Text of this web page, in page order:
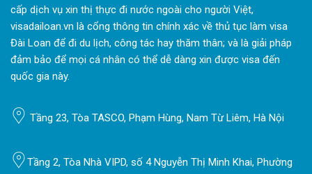
cấp dịch vụ xin thị thực đi nước ngoài cho người Việt,
visadailoan.vn là cổng thông tin chính xác về thủ tục làm visa
Đài Loan để đi du lịch, công tác hay thăm thân; và là giải pháp
đảm bảo để mọi cá nhân có thể dễ dàng xin được visa đến
quốc gia này.
Tầng 23, Tòa TASCO, Phạm Hùng, Nam Từ Liêm, Hà Nội
Tầng 2, Tòa Nhà VIPD, số 4 Nguyễn Thị Minh Khai, Phường